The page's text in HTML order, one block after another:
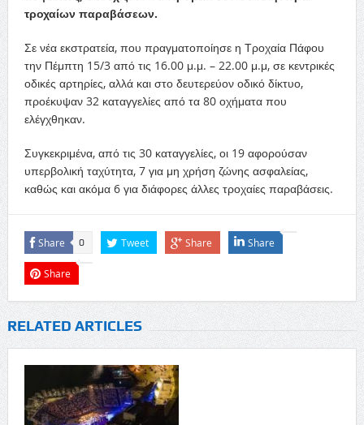
τροχαίων παραβάσεων.
Σε νέα εκστρατεία, που πραγματοποίησε η Τροχαία Πάφου
την Πέμπτη 15/3 από τις 16.00 μ.μ. – 22.00 μ.μ, σε κεντρικές
οδικές αρτηρίες, αλλά και στο δευτερεύον οδικό δίκτυο,
προέκυψαν 32 καταγγελίες από τα 80 οχήματα που
ελέγχθηκαν.
Συγκεκριμένα, από τις 30 καταγγελίες, οι 19 αφορούσαν
υπερβολική ταχύτητα, 7 για μη χρήση ζώνης ασφαλείας,
καθώς και ακόμα 6 για διάφορες άλλες τροχαίες παραβάσεις.
Share 0 Tweet Share Share
Share
RELATED ARTICLES